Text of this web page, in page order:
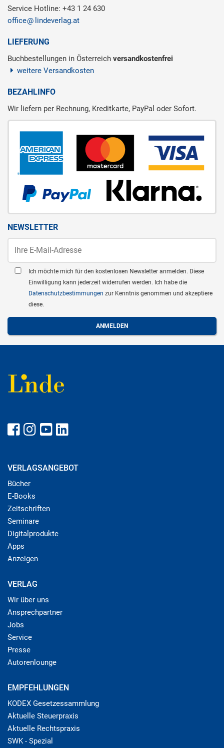
Service Hotline: +43 1 24 630
office
lindeverlag.at
LIEFERUNG
Buchbestellungen in Österreich versandkostenfrei
weitere Versandkosten
BEZAHLINFO
Wir liefern per Rechnung, Kreditkarte, PayPal oder Sofort.
NEWSLETTER
Ich möchte mich für den kostenlosen Newsletter anmelden. Diese
Einwilligung kann jederzeit widerrufen werden. Ich habe die
Datenschutzbestimmungen zur Kenntnis genommen und akzeptiere
diese.
VERLAGSANGEBOT
Bücher
E-Books
Zeitschriften
Seminare
Digitalprodukte
Apps
Anzeigen
VERLAG
Wir über uns
Ansprechpartner
Jobs
Service
Presse
Autorenlounge
EMPFEHLUNGEN
KODEX Gesetzessammlung
Aktuelle Steuerpraxis
Aktuelle Rechtspraxis
SWK - Spezial